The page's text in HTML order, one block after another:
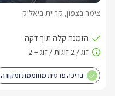
צימר בצפון, קריית ביאליק
בריכה פרטית מחוממת ומקורה